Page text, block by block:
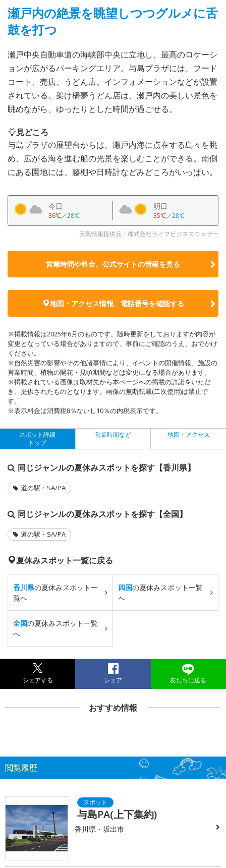
瀬戸内の絶景を眺望しつつグルメに舌
鼓を打つ
瀬戸中央自動車道の海峡部中央に立地し、最高のロケーシ
ョンが広がるパーキングエリア。与島プラザには、フード
コート、売店、うどん店、インフォメーションなどが設置
されている。架け橋夢うどん店は、瀬戸内の美しい景色を
眺めながら、ゆったりとした時間が過ごせる。
見どころ
与島プラザの展望台からは、瀬戸内海に点在する島々を眺
め、広がる海を進む船の光景を楽しむことができる。南側
にある園地には、藤棚や日時計などみどころがいっぱい。
今日
36℃／28℃
明日
35℃／28℃
天気情報提供元：株式会社ライフビジネスウェザー
営業時間や料金、公式サイトの情報を見る
地図・アクセス情報、電話番号を確認する
※掲載情報は2025年6月のものです。随時更新をしておりますが内容が
変更となっている場合がありますので、事前にご確認のうえ、おでかけ
ください。
※自然災害の影響やその他諸事情により、イベントの開催情報、施設の
営業時間、植物の開花・見頃期間などは変更になる場合があります。
※掲載されている画像は取材先から本ページへの掲載の許諾をいただ
き、提供されたものとなります。画像の無断転載(二次使用)は禁止で
す。
※表示料金は消費税8％ないし10％の内税表示です。
スポット詳細
トップ
営業時間など 地図・アクセス
同じジャンルの夏休みスポットを探す【香川県】
道の駅・SA/PA
同じジャンルの夏休みスポットを探す【全国】
道の駅・SA/PA
夏休みスポット一覧に戻る
香川県の夏休みスポット一
覧へ
四国の夏休みスポット一覧
へ
全国の夏休みスポット一覧
へ
シェアする シェア 友だちに送る
おすすめ情報
閲覧履歴
与島PA(上下集約)
香川県・坂出市